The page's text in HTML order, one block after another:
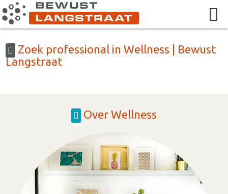
Zoek professional in Wellness | Bewust
Langstraat
Over Wellness